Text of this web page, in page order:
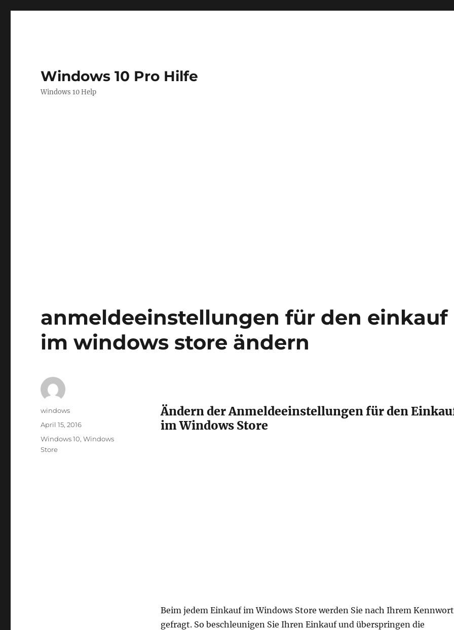
Windows 10 Pro Hilfe
Windows 10 Help
anmeldeeinstellungen für den einkauf
im windows store ändern
Ändern der Anmeldeeinstellungen für den
im Windows Store
Beim jedem Einkauf im Windows Store werden Sie nach Ihrem Kennwort
gefragt. So beschleunigen Sie Ihren Einkauf und überspringen die
Autor
windows
Veröffentlicht
am
April 15, 2016
Schlagwörter
Windows 10,Windows
Store